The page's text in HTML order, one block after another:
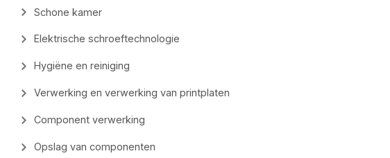
Schone kamer
Elektrische schroeftechnologie
Hygiëne en reiniging
Verwerking en verwerking van printplaten
Component verwerking
Opslag van componenten